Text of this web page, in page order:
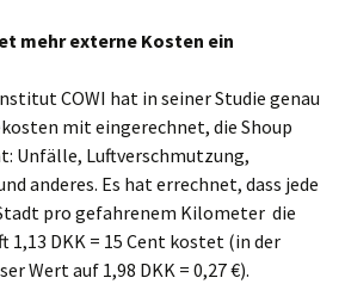
mehr externe Kosten ein
COWI hat in seiner Studie genau
mit eingerechnet, die Shoup
Unfälle, Luftverschmutzung,
anderes. Es hat errechnet, dass jede
pro gefahrenem Kilometer die
1,13 DKK = 15 Cent kostet (in der
Wert auf 1,98 DKK = 0,27 €).